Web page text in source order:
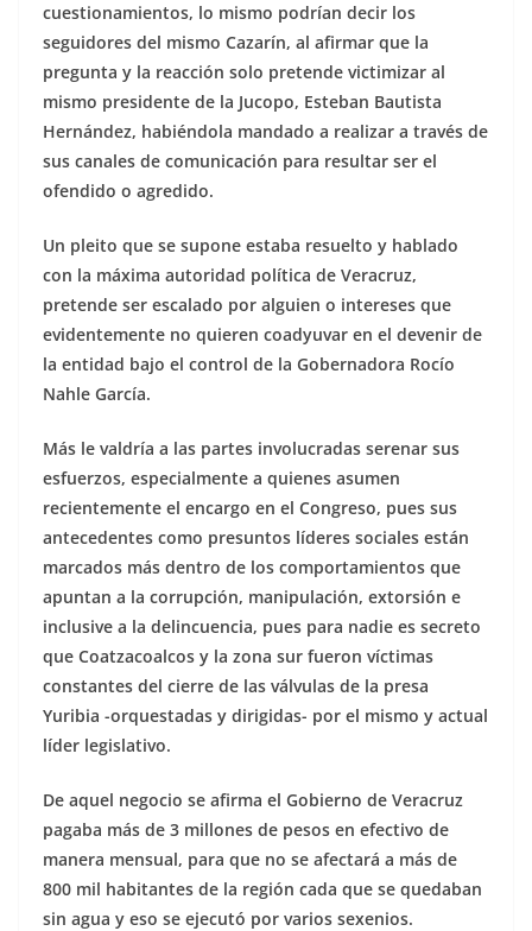
cuestionamientos, lo mismo podrían decir los
seguidores del mismo Cazarín, al afirmar que la
pregunta y la reacción solo pretende victimizar al
mismo presidente de la Jucopo, Esteban Bautista
Hernández, habiéndola mandado a realizar a través de
sus canales de comunicación para resultar ser el
ofendido o agredido.
Un pleito que se supone estaba resuelto y hablado
con la máxima autoridad política de Veracruz,
pretende ser escalado por alguien o intereses que
evidentemente no quieren coadyuvar en el devenir de
la entidad bajo el control de la Gobernadora Rocío
Nahle García.
Más le valdría a las partes involucradas serenar sus
esfuerzos, especialmente a quienes asumen
recientemente el encargo en el Congreso, pues sus
antecedentes como presuntos líderes sociales están
marcados más dentro de los comportamientos que
apuntan a la corrupción, manipulación, extorsión e
inclusive a la delincuencia, pues para nadie es secreto
que Coatzacoalcos y la zona sur fueron víctimas
constantes del cierre de las válvulas de la presa
Yuribia -orquestadas y dirigidas- por el mismo y actual
líder legislativo.
De aquel negocio se afirma el Gobierno de Veracruz
pagaba más de 3 millones de pesos en efectivo de
manera mensual, para que no se afectará a más de
800 mil habitantes de la región cada que se quedaban
sin agua y eso se ejecutó por varios sexenios.